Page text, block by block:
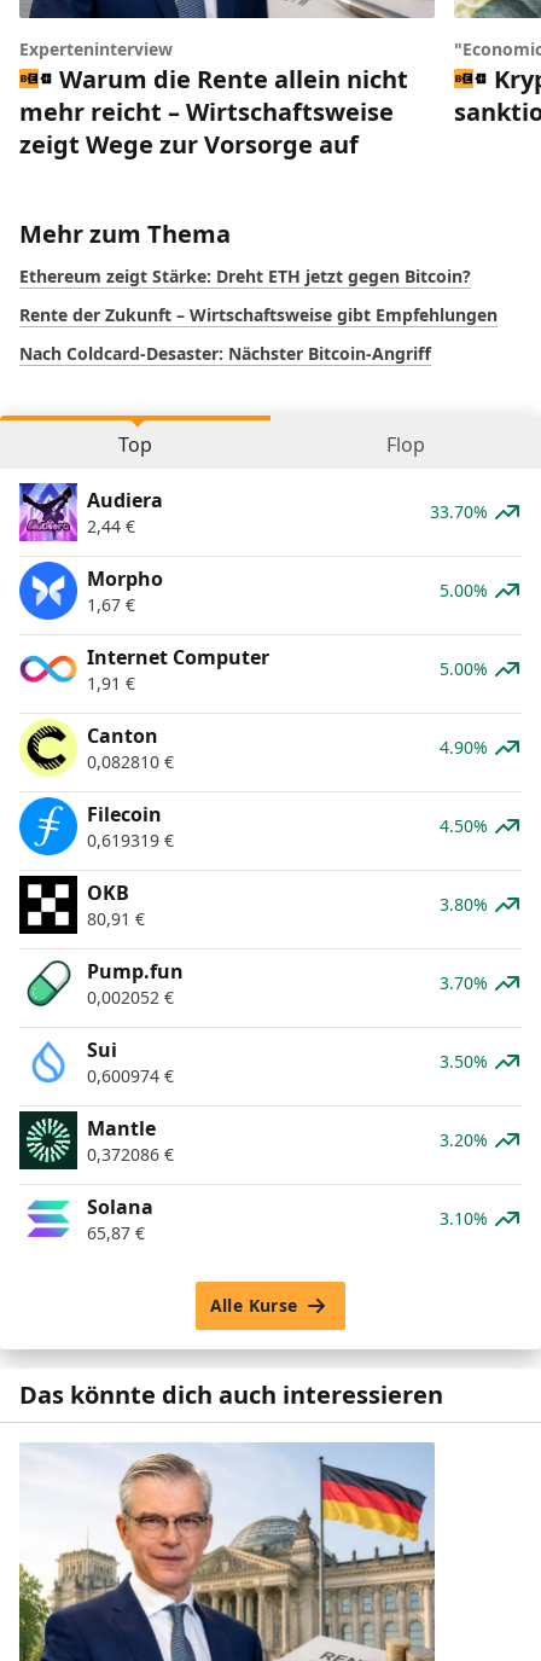
Experteninterview
Warum die Rente allein nicht
mehr reicht – Wirtschaftsweise
zeigt Wege zur Vorsorge auf
Mehr zum Thema
Ethereum zeigt Stärke: Dreht ETH jetzt gegen Bitcoin?
Rente der Zukunft – Wirtschaftsweise gibt Empfehlungen
Nach Coldcard-Desaster: Nächster Bitcoin-Angriff
Top Flop
Audiera
2,44 €
33.70%
Morpho
1,67 €
5.00%
Internet Computer
1,91 €
5.00%
Canton
0,082810 €
4.90%
Filecoin
0,619319 €
4.50%
OKB
80,91 €
3.80%
Pump.fun
0,002052 €
3.70%
Sui
0,600974 €
3.50%
Mantle
0,372086 €
3.20%
Solana
65,87 €
3.10%
Alle Kurse
Das könnte dich auch interessieren